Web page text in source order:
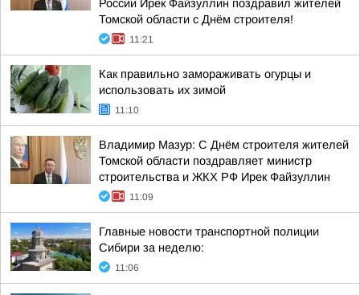
России Ирек Файзуллин поздравил жителей
Томской области с Днём строителя!
11:21
Как правильно замораживать огурцы и
использовать их зимой
11:10
Владимир Мазур: С Днём строителя жителей
Томской области поздравляет министр
строительства и ЖКХ РФ Ирек Файзуллин
11:09
Главные новости транспортной полиции
Сибири за неделю:
11:06